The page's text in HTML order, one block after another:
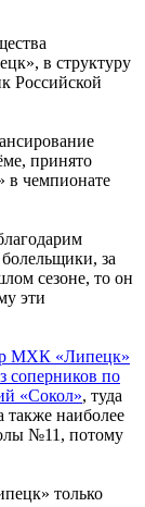
в структуру
Российской
принято
в чемпионате
за
сезоне, то он
эти
МХК «Липецк»
соперников по
«Сокол», туда
также наиболее
№11, потому
только